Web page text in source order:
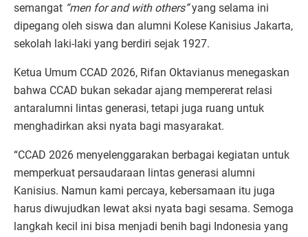
semangat “men for and with others”yang selama ini
dipegang oleh siswa dan alumni Kolese Kanisius Jakarta,
sekolah laki-laki yang berdiri sejak 1927.
Ketua Umum CCAD 2026, Rifan Oktavianus menegaskan
bahwa CCAD bukan sekadar ajang mempererat relasi
antaralumni lintas generasi, tetapi juga ruang untuk
menghadirkan aksi nyata bagi masyarakat.
“CCAD 2026 menyelenggarakan berbagai kegiatan untuk
memperkuat persaudaraan lintas generasi alumni
Kanisius. Namun kami percaya, kebersamaan itu juga
harus diwujudkan lewat aksi nyata bagi sesama. Semoga
langkah kecil ini bisa menjadi benih bagi Indonesia yang